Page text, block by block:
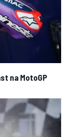
na MotoGP